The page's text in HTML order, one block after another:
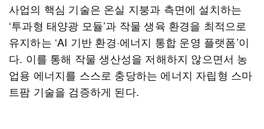
사업의 핵심 기술은 온실 지붕과 측면에 설치하는
‘투과형 태양광 모듈’과 작물 생육 환경을 최적으로
유지하는 ‘AI 기반 환경·에너지 통합 운영 플랫폼’이
다. 이를 통해 작물 생산성을 저해하지 않으면서 농
업용 에너지를 스스로 충당하는 에너지 자립형 스마
트팜 기술을 검증하게 된다.